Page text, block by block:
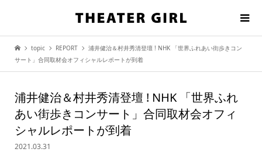
topic REPORT
浦井健治＆村井秀清登壇 ! NHK 「世界ふれあい街歩きコン
サート」合同取材会オフィシャルレポートが到着
浦井健治＆村井秀清登壇 ! NHK 「世界ふれ
あい街歩きコンサート」合同取材会オフィ
シャルレポートが到着
2021.03.31